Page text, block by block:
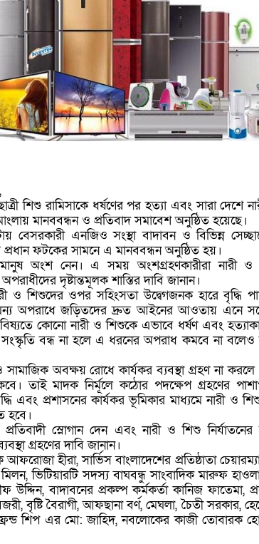
শিশু রামিসাকে ধর্ষণের পর হত্যা এবং সারা দেশে
মানববন্ধন ও প্রতিবাদ সমাবেশ অনুষ্ঠিত হয়েছে।
বেসরকারী এনজিও সংস্থা বাদাবন ও বিভিন্ন
ফটকের সামনে এ মানববন্ধন অনুষ্ঠিত হয়।
মানুষ অংশ নেন। এ সময় অংশগ্রহণকারীরা নারী
দৃষ্টান্তমূলক শাস্তির দাবি জানান।
ও শিশুদের ওপর সহিংসতা উদ্বেগজনক হারে বৃদ্ধি
অপরাধে জড়িতদের দ্রুত আইনের আওতায় এনে
কোনো নারী ও শিশুকে এভাবে ধর্ষণ এবং
সংস্কৃতি বন্ধ না হলে এ ধরনের অপরাধ কমবে না বলেও
অবক্ষয় রোধে কার্যকর ব্যবস্থা গ্রহণ না করলে
তাই মাদক নির্মূলে কঠোর পদক্ষেপ গ্রহণের
এবং প্রশাসনের কার্যকর ভূমিকার মাধ্যমে নারী ও
হবে।
স্লোগান দেন এবং নারী ও শিশু নির্যাতনের
গ্রহণের দাবি জানান।
হীরা, সার্ভিস বাংলাদেশের প্রতিষ্ঠাতা
ভিটিয়ারটি সদস্য বাঘবন্ধু সাংবাদিক মারুফ
উদ্দিন, বাদাবনের প্রকল্প কর্মকর্তা কানিজ ফাতেমা,
বৃষ্টি বৈরাগী, আফছানা বর্ণ, মেঘলা, চৈতী সরকার,
শিপ এর মো: জাহিদ, নবলোকের কাজী তোবারক